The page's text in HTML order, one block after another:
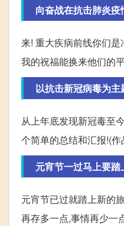
向奋战在抗击肺炎
来! 重大疾病前线你们
我的祝福能换来他们的平
以抗击新冠病毒为
从上年底发现新冠毒至
个简单的总结和汇报!(作
元宵节一过马上要
元宵节已过就踏上新的
再存多一点,事情再少一